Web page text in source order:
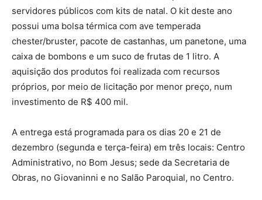
servidores públicos com kits de natal. O kit deste ano
possui uma bolsa térmica com ave temperada
chester/bruster, pacote de castanhas, um panetone, uma
caixa de bombons e um suco de frutas de 1 litro. A
aquisição dos produtos foi realizada com recursos
próprios, por meio de licitação por menor preço, num
investimento de R$ 400 mil.
A entrega está programada para os dias 20 e 21 de
dezembro (segunda e terça-feira) em três locais: Centro
Administrativo, no Bom Jesus; sede da Secretaria de
Obras, no Giovaninni e no Salão Paroquial, no Centro.